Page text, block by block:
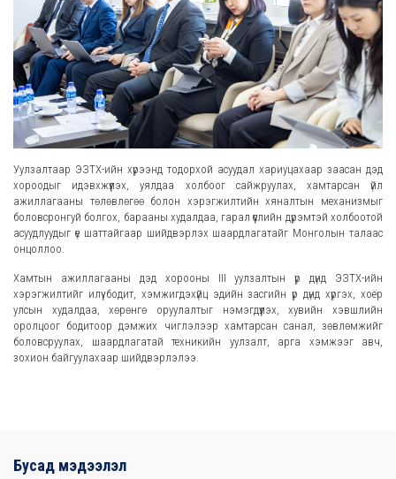
Уулзалтаар ЭЗТХ-ийн хүрээнд тодорхой асуудал хариуцахаар заасан дэд
хороодыг идэвхжүүлэх, уялдаа холбоог сайжруулах, хамтарсан үйл
ажиллагааны төлөвлөгөө болон хэрэгжилтийн хяналтын механизмыг
боловсронгуй болгох, барааны худалдаа, гарал үүслийн дүрэмтэй холбоотой
асуудлуудыг үе шаттайгаар шийдвэрлэх шаардлагатайг Монголын талаас
онцоллоо.
Хамтын ажиллагааны дэд хорооны III уулзалтын үр дүнд ЭЗТХ-ийн
хэрэгжилтийг илүү бодит, хэмжигдэхүйц эдийн засгийн үр дүнд хүргэх, хоёр
улсын худалдаа, хөрөнгө оруулалтыг нэмэгдүүлэх, хувийн хэвшлийн
оролцоог бодитоор дэмжих чиглэлээр хамтарсан санал, зөвлөмжийг
боловсруулах, шаардлагатай техникийн уулзалт, арга хэмжээг авч,
зохион байгуулахаар шийдвэрлэлээ.
Бусад мэдээлэл